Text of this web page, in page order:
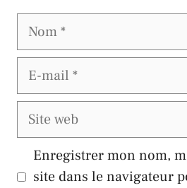
Nom
E-
Site
Enregistrer mon nom,
site dans le navigateur